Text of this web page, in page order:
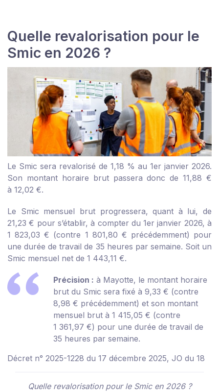
Quelle revalorisation pour le
Smic en 2026 ?
Le Smic sera revalorisé de 1,18 % au 1er janvier 2026.
Son montant horaire brut passera donc de 11,88 €
à 12,02 €.
Le Smic mensuel brut progressera, quant à lui, de
21,23 € pour s’établir, à compter du 1er janvier 2026, à
1 823,03 € (contre 1 801,80 € précédemment) pour
une durée de travail de 35 heures par semaine. Soit un
Smic mensuel net de 1 443,11 €.
Précision : à Mayotte, le montant horaire
brut du Smic sera fixé à 9,33 € (contre
8,98 € précédemment) et son montant
mensuel brut à 1 415,05 € (contre
1 361,97 €) pour une durée de travail de
35 heures par semaine.
Décret n° 2025-1228 du 17 décembre 2025, JO du 18
Quelle revalorisation pour le Smic en 2026 ?